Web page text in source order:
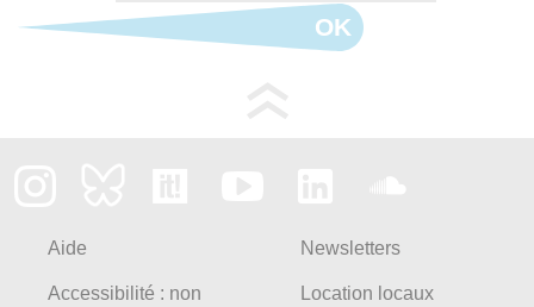
OK
Aide
Accessibilité : non
Newsletters
Location locaux